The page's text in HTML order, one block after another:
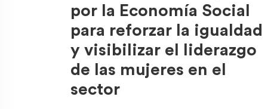
por la Economía Social
para reforzar la igualdad
y visibilizar el liderazgo
de las mujeres en el
sector